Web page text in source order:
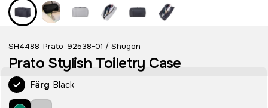
SH4488_Prato-92538-01 / Shugon
Prato Stylish Toiletry Case
Färg Black